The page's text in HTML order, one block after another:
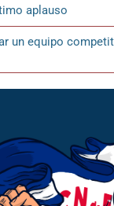
aplauso
un equipo